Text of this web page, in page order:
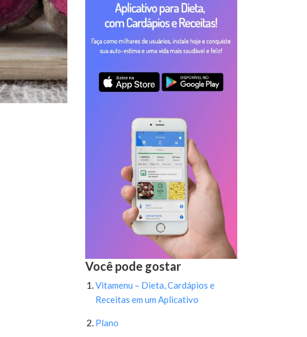
Você pode gostar
Vitamenu – Dieta, Cardápios e
Receitas em um Aplicativo
Plano